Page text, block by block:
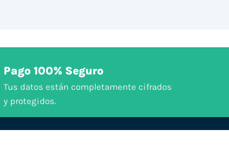
Pago 100% Seguro
Tus datos están completamente cifrados
y protegidos.